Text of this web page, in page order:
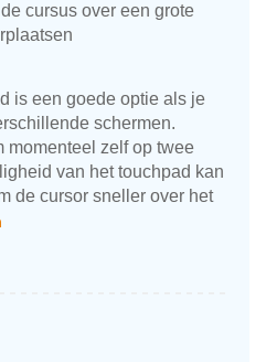
cursus over een grote
is een goede optie als je
schermen.
momenteel zelf op twee
van het touchpad kan
de cursor sneller over het